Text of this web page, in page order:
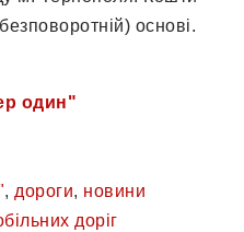
основі.
один"
, дороги, новини
доріг